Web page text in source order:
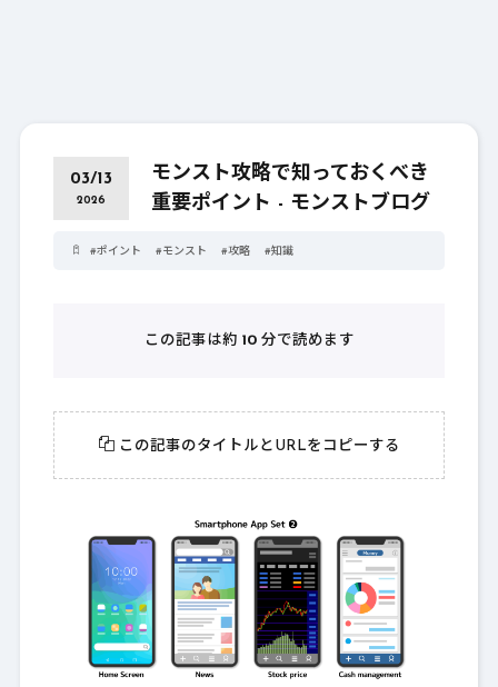
03/13
2026
モンスト攻略で知っておくべき
重要ポイント - モンストブログ
#ポイント #モンスト #攻略 #知識
この記事は約 10分で読めます
この記事のタイトルとURLをコピーする